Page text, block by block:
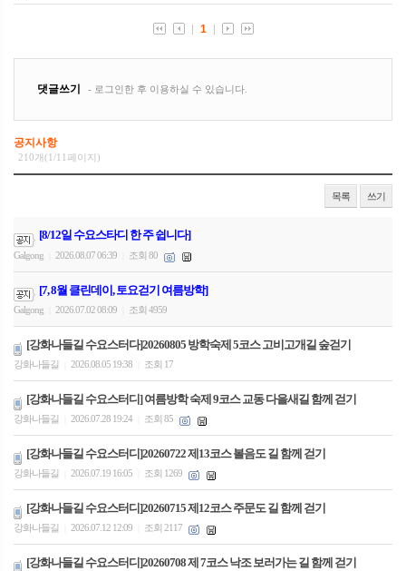
공지사항
210개(1/11페이지)
목록 쓰기
[8/12일 수요스타디 한 주 쉽니다]
Galgong 2026.08.07 06:39 조회 80
[7, 8월 클린데이, 토요걷기 여름방학]
Galgong 2026.07.02 08:09 조회 4959
[강화나들길 수요스터다]20260805 방학숙제 5코스 고비고개길 숲걷기
강화나들길 2026.08.05 19:38 조회 17
[강화나들길 수요스터디] 여름방학 숙제 9코스 교동 다을새길 함께 걷기
강화나들길 2026.07.28 19:24 조회 85
[강화나들길 수요스터디]20260722 제13코스 볼음도 길 함께 걷기
강화나들길 2026.07.19 16:05 조회 1269
[강화나들길 수요스터디]20260715 제12코스 주문도 길 함께 걷기
강화나들길 2026.07.12 12:09 조회 2117
[강화나들길 수요스터디]20260708 제 7코스 낙조 보러가는 길 함께 걷기